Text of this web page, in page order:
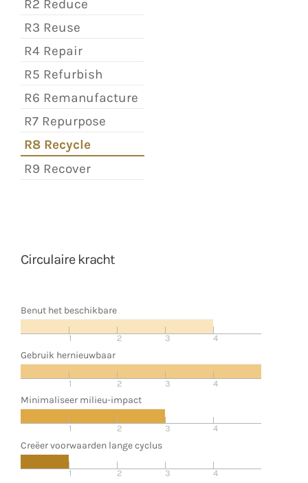
R2 Reduce
R3 Reuse
R4 Repair
R5 Refurbish
R6 Remanufacture
R7 Repurpose
R8 Recycle
R9 Recover
Circulaire kracht
Benut het beschikbare
1 2 3 4
Gebruik hernieuwbaar
1 2 3 4
Minimaliseer milieu-impact
1 2 3 4
Creëer voorwaarden lange cyclus
1 2 3 4